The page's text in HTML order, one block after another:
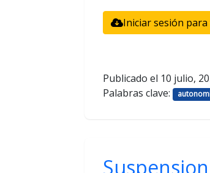
Iniciar sesión para
Publicado el 10 julio,
Palabras clave: